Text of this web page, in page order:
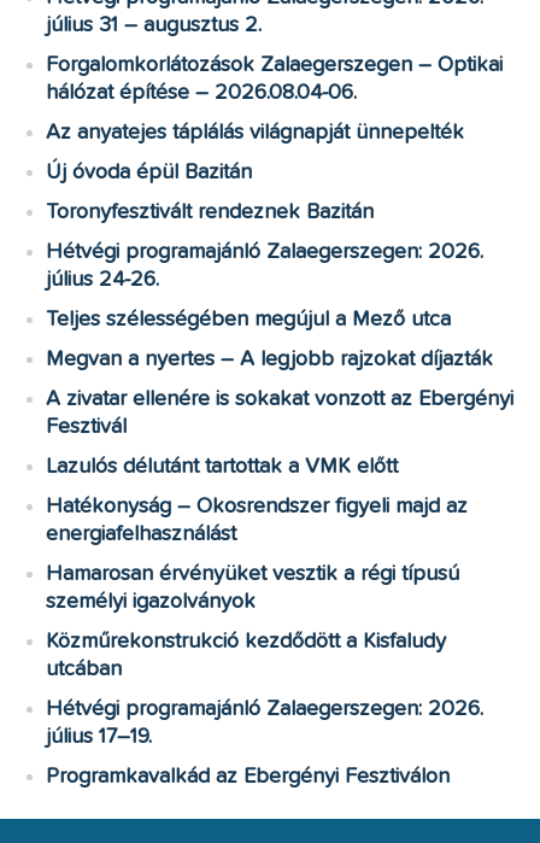
július 31 – augusztus 2.
Forgalomkorlátozások Zalaegerszegen – Optikai
hálózat építése – 2026.08.04-06.
Az anyatejes táplálás világnapját ünnepelték
Új óvoda épül Bazitán
Toronyfesztivált rendeznek Bazitán
Hétvégi programajánló Zalaegerszegen: 2026.
július 24-26.
Teljes szélességében megújul a Mező utca
Megvan a nyertes – A legjobb rajzokat díjazták
A zivatar ellenére is sokakat vonzott az Ebergényi
Fesztivál
Lazulós délutánt tartottak a VMK előtt
Hatékonyság – Okosrendszer figyeli majd az
energiafelhasználást
Hamarosan érvényüket vesztik a régi típusú
személyi igazolványok
Közműrekonstrukció kezdődött a Kisfaludy
utcában
Hétvégi programajánló Zalaegerszegen: 2026.
július 17–19.
Programkavalkád az Ebergényi Fesztiválon